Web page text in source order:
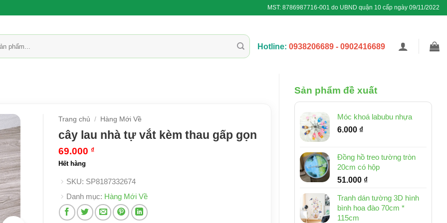
MST: 8786987716-001 do UBND quận 10 cấp ngày 09/11/2022
Hotline: 0938206689 - 0902416689
Sản phẩm đề xuất
Móc khoá labubu nhựa
6.000 ₫
Đồng hồ treo tường tròn
20cm có hộp
51.000 ₫
Tranh dán tường 3D hình
bình hoa đào 70cm *
115cm
Trang chủ / Hàng Mới Về
cây lau nhà tự vắt kèm thau gấp gọn
69.000 ₫
Hết hàng
SKU: SP8187332674
Danh mục: Hàng Mới Về